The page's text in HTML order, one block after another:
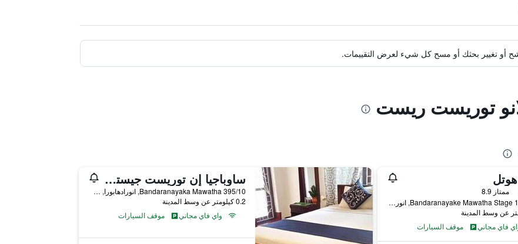
أو تغيير بحثك أو مسح كل شيء لعرض التقييمات.
توريست ريست
هوتل
ممتاز 8.9
395/14, Bandaranayake Mawatha Stage 1, انورادهابورا, سريلانكا
فاي مجاني
موقف السيارات
ساوباجيا إن توريست جيستهاوس
Bandaranayaka Mawatha 395/10, انورادهابورا, سريلانكا
0.2 كيلومتر عن وسط المدينة
واي فاي مجاني
موقف السيارات